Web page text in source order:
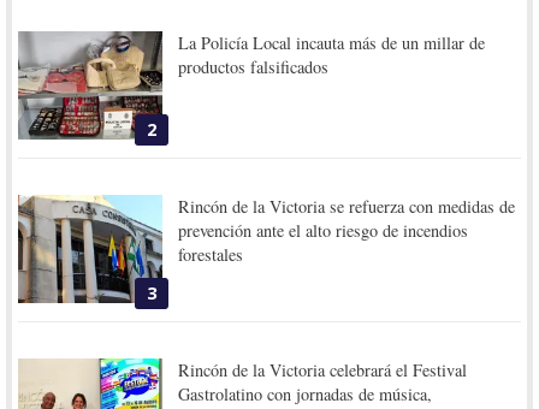
2
La Policía Local incauta más de un millar de
productos falsificados
3
Rincón de la Victoria se refuerza con medidas de
prevención ante el alto riesgo de incendios
forestales
Rincón de la Victoria celebrará el Festival
Gastrolatino con jornadas de música,